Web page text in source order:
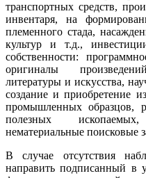
транспортных средств,
инвентаря, на
племенного стада,
культур и т.д.,
собственности:
оригиналы
литературы и искусства,
создание и приобретение
промышленных образцов,
полезных
нематериальные поисковые
В случае отсутствия
направить подписанный в